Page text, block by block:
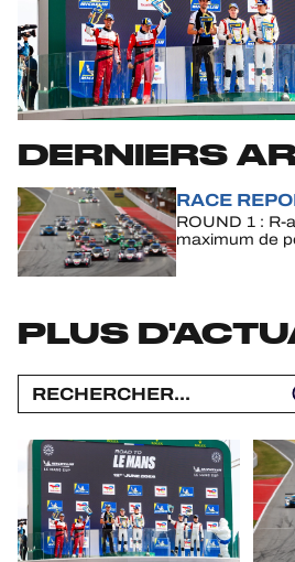
JEU OFFICIEL
HOSPITALITÉS
BILLETTERIE
24H LEMANS
FIAWEC
ELMS
ALMS
DERNIERS
RACE
ROUND 1 : R-
maximum de
PLUS